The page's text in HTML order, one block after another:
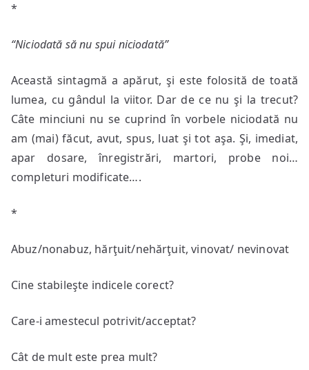
*
“Niciodată să nu spui niciodată”
Această sintagmă a apărut, şi este folosită de toată
lumea, cu gândul la viitor. Dar de ce nu şi la trecut?
Câte minciuni nu se cuprind în vorbele niciodată nu
am (mai) făcut, avut, spus, luat şi tot aşa. Şi, imediat,
apar dosare, înregistrări, martori, probe noi…
completuri modificate….
*
Abuz/nonabuz, hărţuit/nehărţuit, vinovat/ nevinovat
Cine stabileşte indicele corect?
Care-i amestecul potrivit/acceptat?
Cât de mult este prea mult?